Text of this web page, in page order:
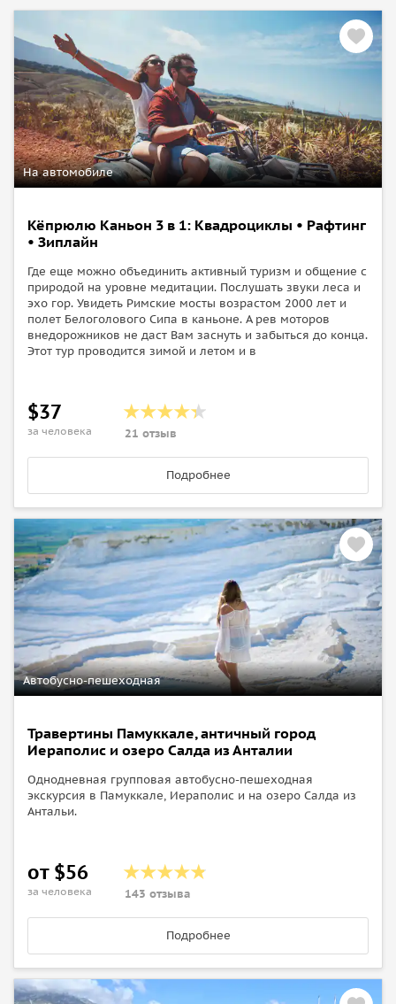
Римский амфитеатр и белоснежные купели
Сегодня в Памуккале также приезжают затем, чтобы
испытать целебные свойства минеральной воды. Самые
популярные из них — горячие источники Кархаит и
античныйбассейн Клеопатры , в которых вы тоже сможете
искупаться.
Пройдясь по склону с травертинами, вы отправитесь в
Иераполис, в котором сохранились вместительный
сооружения. Затем у всех желающих будет время для
купания в источниках, а после ужина мы отправимся в
обратный путь.
Важная информация:
Убедительная просьба ожидать трансфер не на
этого зависит скорость сбора туристов по отелям.
Наш транспорт может задержаться максимум на 15
минут (если все отели будут выходить вовремя,
задержки не будет). По истечении этого времени,
если транспорт не прибыл, пожалуйста, свяжитесь с
нами!
Детям до 6 лет отдельное кресло в автобусе не
предоставляется (только при наличии свободных
мест). Дети сидят вместе со взрослыми (на руках).
Если вы хотите, чтобы ваш ребёнок до 6 лет занимал
отдельное кресло в автобусе, то при заказе нужно
оформить для него отдельный билет.
На автомобиле
Кёпрюлю Каньон 3 в 1: Квадроциклы • Рафтинг
• Зиплайн
Где еще можно объединить активный туризм и общение с
природой на уровне медитации. Послушать звуки леса и
эхо гор. Увидеть Римские мосты возрастом 2000 лет и
полет Белоголового Сипа в каньоне. А рев моторов
внедорожников не даст Вам заснуть и забыться до конца.
Этот тур проводится зимой и летом и в
$37
за человека 21 отзыв
Подробнее
Автобусно-пешеходная
Травертины Памуккале, античный город
Иераполис и озеро Салда из Анталии
Однодневная групповая автобусно-пешеходная
экскурсия в Памуккале, Иераполис и на озеро Салда из
Антальи.
от $56
за человека 143 отзыва
Подробнее